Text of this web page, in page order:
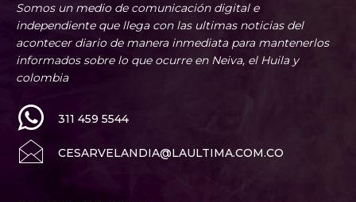
Somos un medio de comunicación digital e
independiente que llega con las ultimas noticias del
acontecer diario de manera inmediata para mantenerlos
informados sobre lo que ocurre en Neiva, el Huila y
colombia
311 459 5544
CESARVELANDIA@LAULTIMA.COM.CO